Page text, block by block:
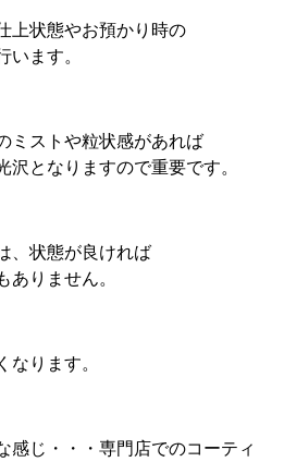
上状態やお預かり時の
います。
ミストや粒状感があれば
沢となりますので重要です。
、状態が良ければ
ありません。
なります。
感じ・・・専門店でのコーティ